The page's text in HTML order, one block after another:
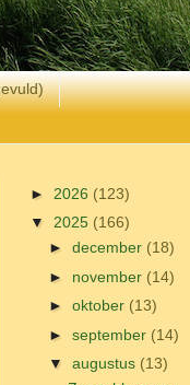
► 2026 (123)
▼ 2025 (166)
► december (18)
► november (14)
► oktober (13)
► september (14)
▼ augustus (13)